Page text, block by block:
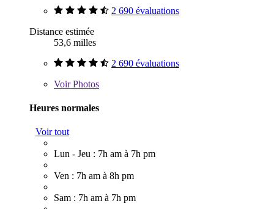
2 690 évaluations
Distance estimée
53,6 milles
2 690 évaluations
VoirPhotos
Heures normales
Voir tout
Lun - Jeu : 7h am à 7h pm
Ven : 7h am à 8h pm
Sam : 7h am à 7h pm